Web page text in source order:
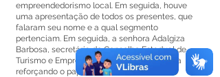
empreendedorismo local. Em seguida, houve
uma apresentação de todos os presentes, que
falaram seu nome e a qual segmento
pertenciam. Em seguida, a senhora Adalgiza
Barbosa, secretária do Conselho Estadual de
Turismo e Empreendedorismo, fez uma fala
reforçando o papel